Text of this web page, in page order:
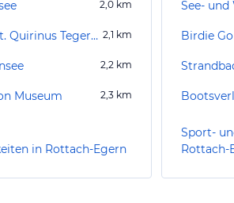
2,0 km
Klosterkirche St. Quirinus Tegernsee 2,1 km
2,2 km
Museum 2,3 km
in Rottach-Egern
Birdie
Sport-
Rottach-